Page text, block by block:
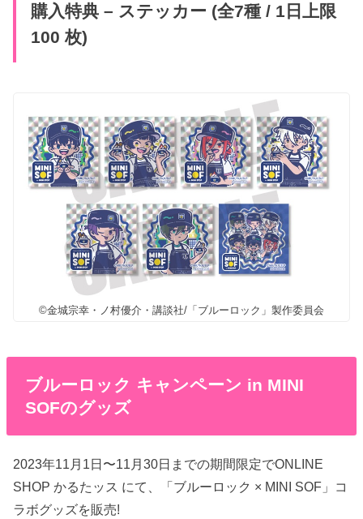
購入特典 – ステッカー (全7種 / 1日上限
100 枚)
©金城宗幸・ノ村優介・講談社/「ブルーロック」製作委員会
ブルーロック キャンペーン in MINI
SOFのグッズ
2023年11月1日〜11月30日までの期間限定でONLINE
SHOP かるたッス にて、「ブルーロック × MINI SOF」コ
ラボグッズを販売!